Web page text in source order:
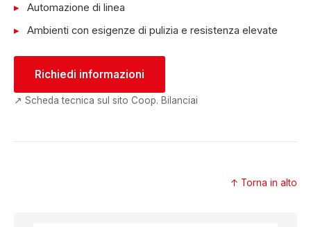
Automazione di linea
Ambienti con esigenze di pulizia e resistenza elevate
Richiedi informazioni
↗ Scheda tecnica sul sito Coop. Bilanciai
↑ Torna in alto